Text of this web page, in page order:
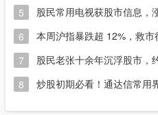
5
6
本周沪指暴跌超 12%，救
7
股民老张十余年沉浮股市，
8
炒股初期必看！通达信常用